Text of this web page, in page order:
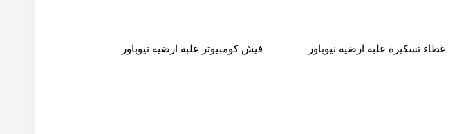
غطاء تسكيرة علبة ارضية نيوباور فيش كومبيوتر علبة ارضية نيوباور